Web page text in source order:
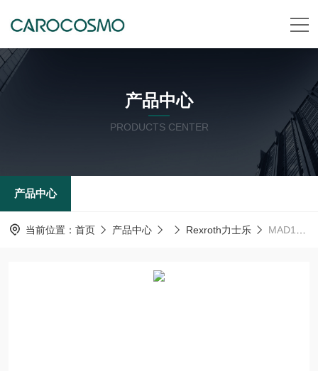
产品中心
PRODUCTS CENTER
产品中心
当前位置： 首页 产品中心 Rexroth力士乐 MAD100D-0250-AH1/AK0/AK5Rexroth力士乐 伺服电机 MAD强制通风